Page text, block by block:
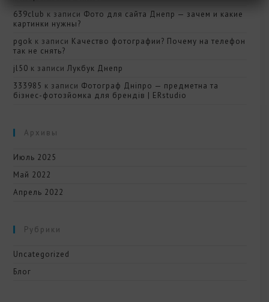
639club к записи Фото для сайта Днепр — зачем и какие
картинки нужны?
pgok к записи Качество фотографии? Почему на телефон
так не снять?
jl50 к записи Лукбук Днепр
333985 к записи Фотограф Дніпро — предметна та
бізнес-фотозйомка для брендів | ERstudio
Архивы
Июль 2025
Май 2022
Апрель 2022
Рубрики
Uncategorized
Блог